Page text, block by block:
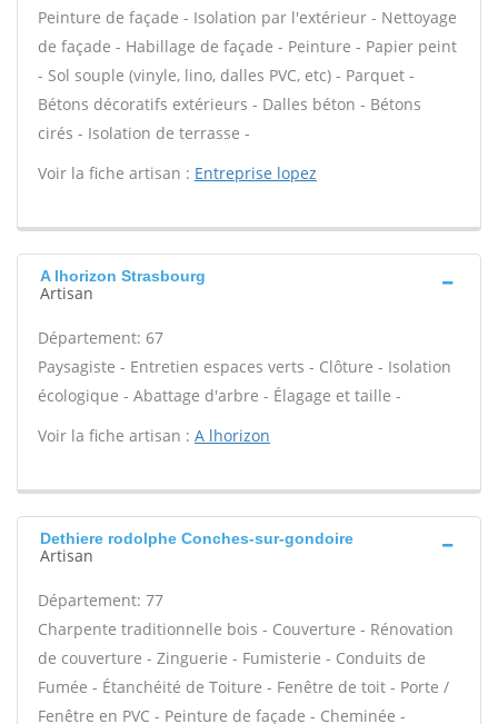
Peinture de façade - Isolation par l'extérieur - Nettoyage
de façade - Habillage de façade - Peinture - Papier peint
- Sol souple (vinyle, lino, dalles PVC, etc) - Parquet -
Bétons décoratifs extérieurs - Dalles béton - Bétons
cirés - Isolation de terrasse -
Voir la fiche artisan : Entreprise lopez
A lhorizon Strasbourg
Artisan
Département: 67
Paysagiste - Entretien espaces verts - Clôture - Isolation
écologique - Abattage d'arbre - Élagage et taille -
Voir la fiche artisan : A lhorizon
Dethiere rodolphe Conches-sur-gondoire
Artisan
Département: 77
Charpente traditionnelle bois - Couverture - Rénovation
de couverture - Zinguerie - Fumisterie - Conduits de
Fumée - Étanchéité de Toiture - Fenêtre de toit - Porte /
Fenêtre en PVC - Peinture de façade - Cheminée -